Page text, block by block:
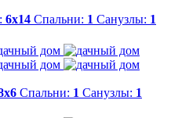
6х14 Спальни: 1 Санузлы: 1
Спальни: 1 Санузлы: 1